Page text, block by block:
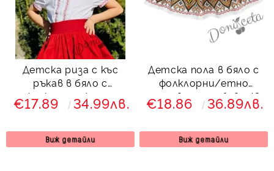
Детска риза с къс
ръкав в бяло с
фолклорни/етно
мотиви
€17.89 34.99лв.
Виж детайли
Детска пола в бяло с
фолклорни/етно
мотиви с ромбове 43
€18.86 36.89лв.
Виж детайли